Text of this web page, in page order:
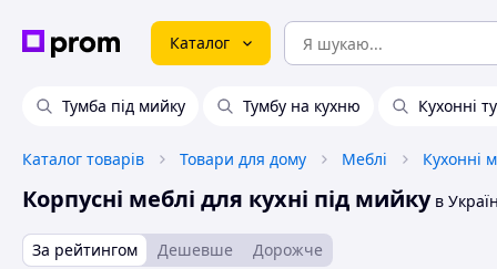
Каталог
Тумба під мийку Тумбу на кухню Кухонні
Каталог товарів Товари для дому Меблі Кухонні
Корпусні меблі для кухні під мийкув
За рейтингом Дешевше Дорожче